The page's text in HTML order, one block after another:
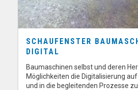
SCHAUFENSTER
DIGITAL
Baumaschinen selbst und deren
Möglichkeiten die Digitalisierung
und in die begleitenden Prozesse